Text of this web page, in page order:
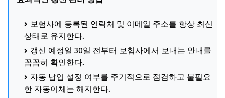
보험사에 등록된 연락처 및 이메일 주소를 항상 최신
상태로 유지한다.
갱신 예정일 30일 전부터 보험사에서 보내는 안내를
꼼꼼히 확인한다.
자동 납입 설정 여부를 주기적으로 점검하고 불필요
한 자동이체는 해지한다.